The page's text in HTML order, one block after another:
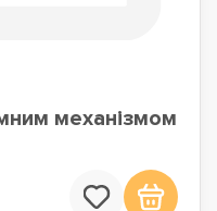
механізмом